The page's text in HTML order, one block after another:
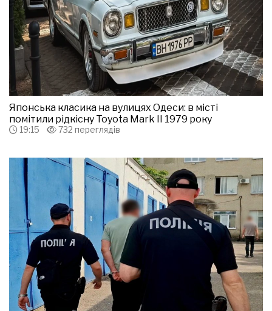
Японська класика на вулицях Одеси: в місті
помітили рідкісну Toyota Mark II 1979 року
19:15 732 переглядів